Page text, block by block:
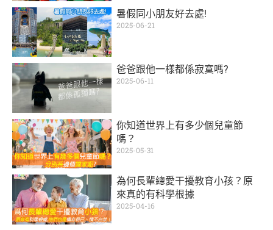
暑假同小朋友好去處!
2025-06-21
爸爸跟他一樣都係寂寞嗎?
2025-06-11
你知道世界上有多少個兒童節
嗎？
2025-05-31
為何長輩總愛干擾教育小孩？原
來真的有科學根據
2025-04-16